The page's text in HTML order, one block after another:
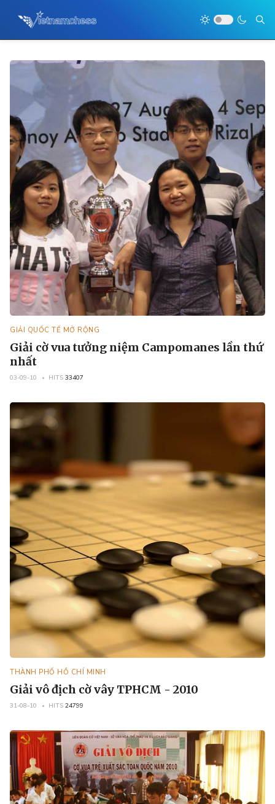
GIẢI QUỐC TẾ MỞ RỘNG
Giải cờ vua tưởng niệm Campomanes lần thứ
nhất
03-09-10 HITS 33407
THÀNH PHỐ HỒ CHÍ MINH
Giải vô địch cờ vây TPHCM - 2010
31-08-10 HITS 24799